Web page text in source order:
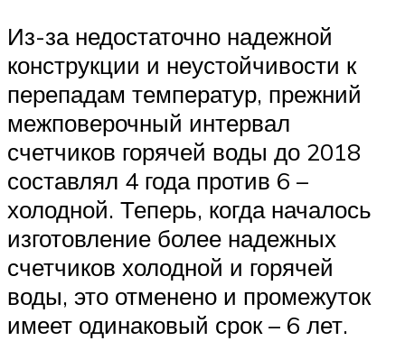
Из-за недостаточно надежной
конструкции и неустойчивости к
перепадам температур, прежний
межповерочный интервал
счетчиков горячей воды до 2018
составлял 4 года против 6 –
холодной. Теперь, когда началось
изготовление более надежных
счетчиков холодной и горячей
воды, это отменено и промежуток
имеет одинаковый срок – 6 лет.